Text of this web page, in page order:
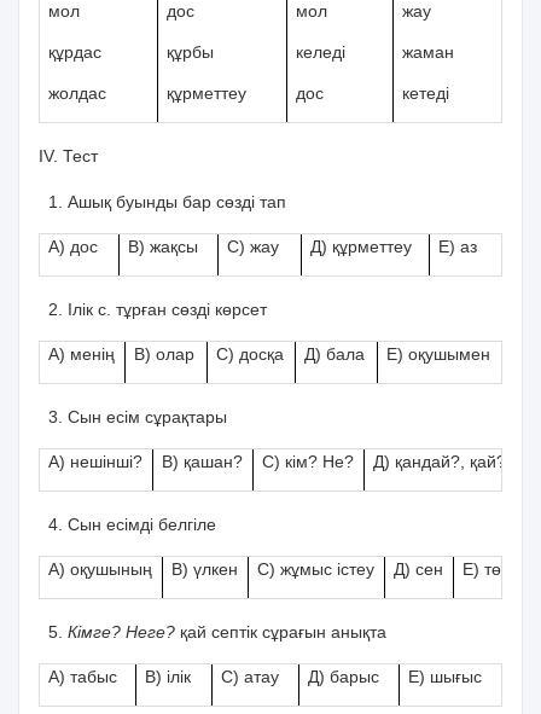
мол
құрдас
жолдас
дос
құрбы
құрметтеу
мол
келеді
дос
жау
жаман
кетеді
ІV. Тест
Ашық буынды бар сөзді тап
А) дос В) жақсы С) жау Д) құрметтеу Е) аз
Ілік с. тұрған сөзді көрсет
А) менің В) олар С) досқа Д) бала Е) оқушымен
Сын есім сұрақтары
А) нешінші? В) қашан? С) кім? Не? Д) қандай?, қай?
Сын есімді белгіле
А) оқушының В) үлкен С) жұмыс істеу Д) сен Е) төмен
Кімге? Неге? қай септік сұрағын анықта
А) табыс В) ілік С) атау Д) барыс Е) шығыс